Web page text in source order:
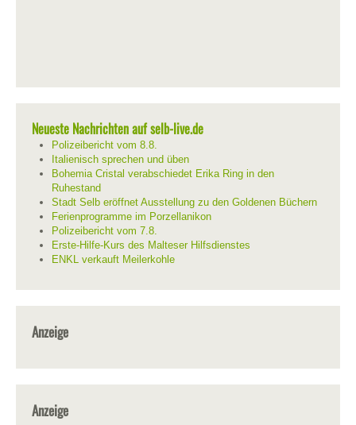
Neueste Nachrichten auf selb-live.de
Polizeibericht vom 8.8.
Italienisch sprechen und üben
Bohemia Cristal verabschiedet Erika Ring in den
Ruhestand
Stadt Selb eröffnet Ausstellung zu den Goldenen Büchern
Ferienprogramme im Porzellanikon
Polizeibericht vom 7.8.
Erste-Hilfe-Kurs des Malteser Hilfsdienstes
ENKL verkauft Meilerkohle
Anzeige
Anzeige